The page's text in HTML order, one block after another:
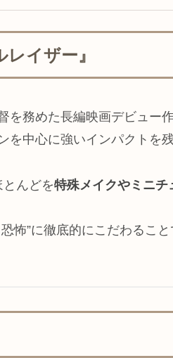
イザー』
を務めた長編映画デビュー作
中心に強いインパクトを残
んどを特殊メイクやミニチ
怖”に徹底的にこだわるこ